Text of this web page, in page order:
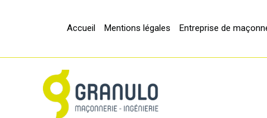
Accueil Mentions légales Entreprise de